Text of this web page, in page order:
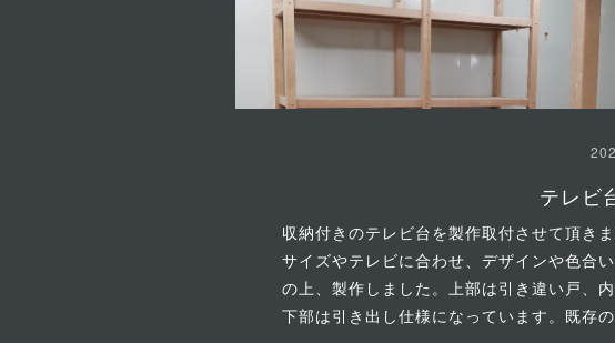
テレビ
収納付きのテレビ台を製作取付させて頂き
サイズやテレビに合わせ、デザインや色合
の上、製作しました。上部は引き違い戸、内
下部は引き出し仕様になっています。既存